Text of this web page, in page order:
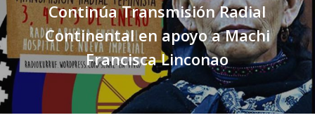
Continúa Transmisión Radial
Continental en apoyo a Machi
Francisca Linconao